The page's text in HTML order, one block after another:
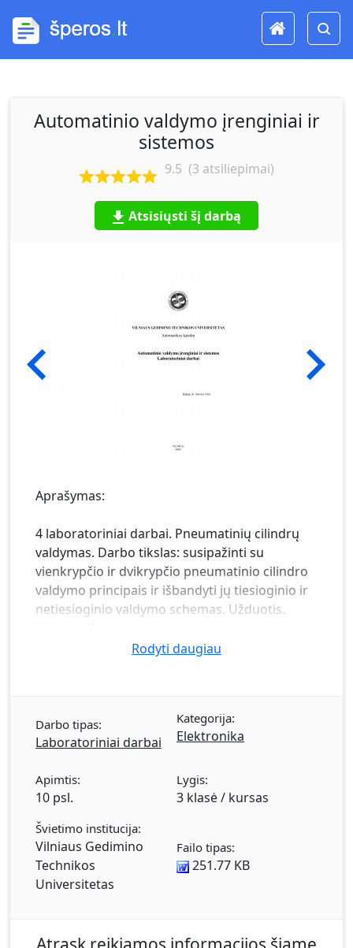
Automatinio valdymo įrenginiai ir
sistemos
9.5 (3 atsiliepimai)
Atsisiųsti šį darbą
Aprašymas:
4 laboratoriniai darbai. Pneumatinių cilindrų
valdymas. Darbo tikslas: susipažinti su
vienkrypčio ir dvikrypčio pneumatinio cilindro
valdymo principais ir išbandyti jų tiesioginio ir
netiesioginio valdymo schemas. Užduotis.
dviem vykdymo įtaisais tyrimas. Darbo tikslas:
Elektropneumatinių automatikos elementų
tyrimas. Darbo tikslas: susipažinti su
valdomų skirstytuvų, slėgio reguliatorių
proporcinių skirstytuvų , srauto reguliatorių
jungiklių bei magnetinių priartėjimo jutiklių)
konstrukcija, veikimo principu ir išbandyti juos
elektropneumoautomatikos sistemose.
Išvados. Priartėjimo jutiklių tyrimas. Darbo
tikslas: susipažinti su įvairių tipų priartėjimo
Rodyti daugiau
Darbo tipas:
Laboratoriniai darbai
Kategorija:
Elektronika
Apimtis:
10 psl.
Lygis:
3 klasė / kursas
Švietimo institucija:
Vilniaus Gedimino
Technikos
Universitetas
Failo tipas:
251.77 KB